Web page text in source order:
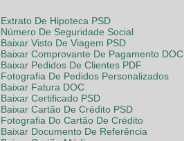
Extrato De Hipoteca PSD
Número De Seguridade Social
Baixar Visto De Viagem PSD
Baixar Comprovante De Pagamento DOC
Baixar Pedidos De Clientes PDF
Fotografia De Pedidos Personalizados
Baixar Fatura DOC
Baixar Certificado PSD
Baixar Cartão De Crédito PSD
Fotografia Do Cartão De Crédito
Baixar Documento De Referência